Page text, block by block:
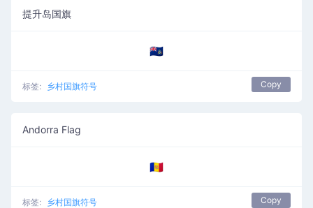
提升岛国旗
🇦🇨
标签: 乡村国旗符号 Copy
Andorra Flag
🇦🇩
标签: 乡村国旗符号 Copy